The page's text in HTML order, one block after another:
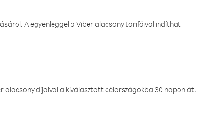
A egyenleggel a Viber alacsony tarifáival indíthat
alacsony díjaival a kiválasztott célországokba 30 napon át.